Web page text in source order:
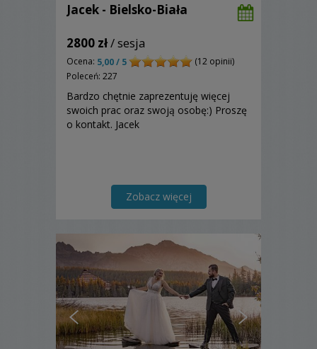
Jacek - Bielsko-Biała
2800 zł/ sesja
Ocena: 5,00 / 5
(12 opinii)
Poleceń: 227
Bardzo chętnie zaprezentuję więcej
swoich prac oraz swoją osobę:) Proszę
o kontakt. Jacek
Zobacz więcej